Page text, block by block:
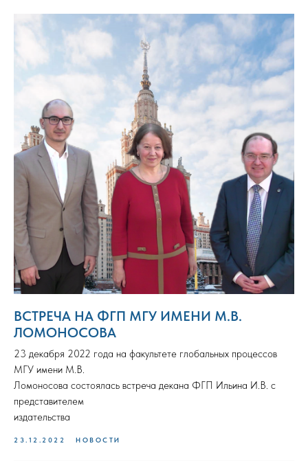
ВСТРЕЧА НА ФГП МГУ ИМЕНИ М.В.
ЛОМОНОСОВА
23 декабря 2022 года на факультете глобальных процессов
МГУ имени М.В.
Ломоносова состоялась встреча декана ФГП Ильина И.В. с
представителем
издательства
23.12.2022 НОВОСТИ